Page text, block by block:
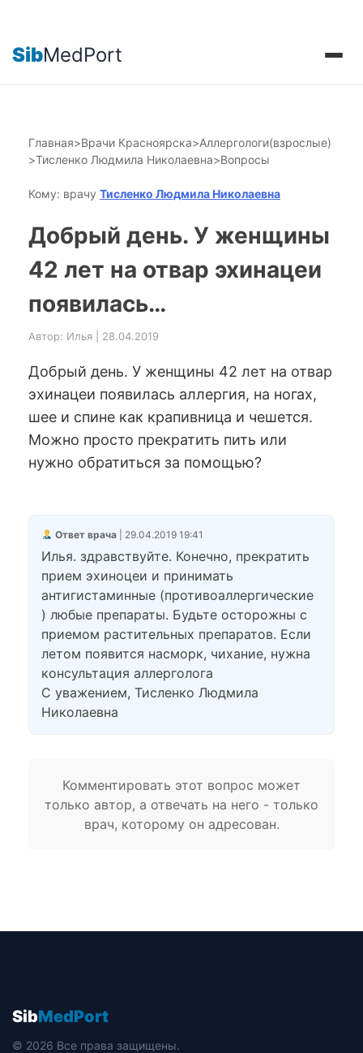
SibMedPort
Главная>Врачи Красноярска>Аллергологи(взрослые)
>Тисленко Людмила Николаевна>Вопросы
Кому: врачу Тисленко Людмила Николаевна
Добрый день. У женщины
42 лет на отвар эхинацеи
появилась…
Автор: Илья | 28.04.2019
Добрый день. У женщины 42 лет на отвар
эхинацеи появилась аллергия, на ногах,
шее и спине как крапивница и чешется.
Можно просто прекратить пить или
нужно обратиться за помощью?
Ответ врача| 29.04.2019 19:41
Илья. здравствуйте. Конечно, прекратить
прием эхиноцеи и принимать
антигистаминные (противоаллергические
) любые препараты. Будьте осторожны с
приемом растительных препаратов. Если
летом появится насморк, чихание, нужна
консультация аллерголога
С уважением, Тисленко Людмила
Николаевна
Комментировать этот вопрос может
только автор, а отвечать на него - только
врач, которому он адресован.
SibMedPort
© 2026 Все права защищены.